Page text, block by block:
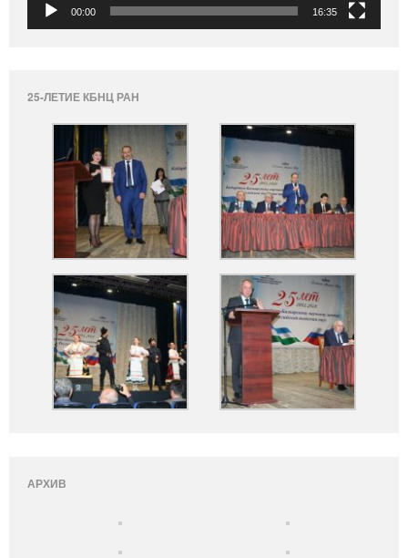
00:00 16:35
25-ЛЕТИЕ КБНЦ РАН
АРХИВ